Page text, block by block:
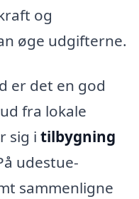
og
øge udgifterne.
er det en god
fra lokale
sig i tilbygning
udestue-
sammenligne